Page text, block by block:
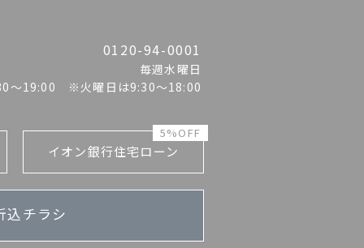
0120-94-0001
毎週水曜日
〜19:00 ※火曜日は9:30～18:00
イオン銀行住宅ローン
5%OFF
込チラシ